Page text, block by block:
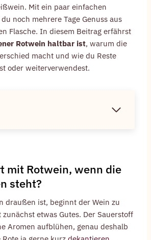
Mit ein paar einfachen
noch mehrere Tage Genuss aus
Flasche. In diesem Beitrag erfährst
Rotwein haltbar ist, warum die
macht und wie du Reste
oder weiterverwendest.
mit Rotwein, wenn die
steht?
draußen ist, beginnt der Wein zu
etwas Gutes. Der Sauerstoff
Aromen aufblühen, genau deshalb